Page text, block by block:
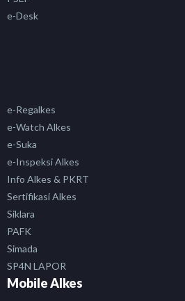
e-Desk
e-Regalkes
e-Watch Alkes
e-Suka
e-Inspeksi Alkes
Info Alkes & PKRT
Sertifikasi Alkes
Siklara
PAFK
Simada
SP4N LAPOR
Mobile Alkes